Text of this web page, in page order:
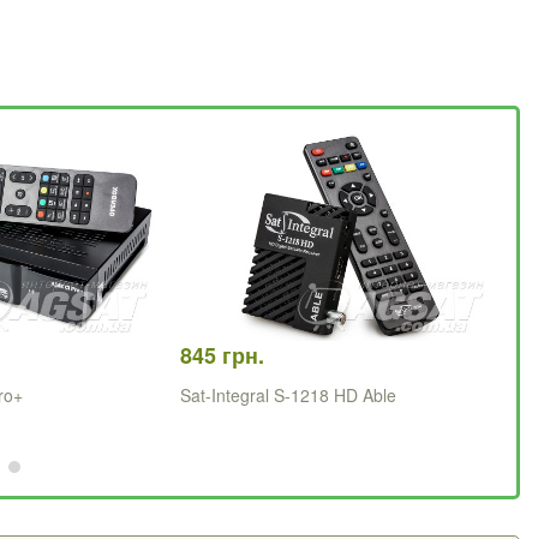
845 грн.
Sat-Integral S-1218 HD Able